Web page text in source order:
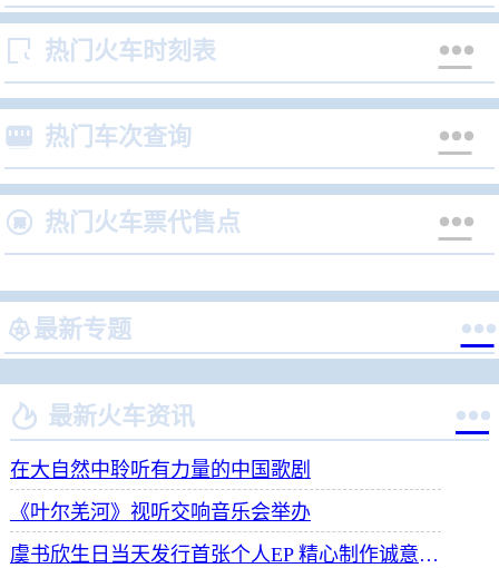
 热门火车时刻表 
 热门车次查询 
 热门火车票代售点 
最新专题 
 最新火车资讯 
在大自然中聆听有力量的中国歌剧
《叶尔羌河》视听交响音乐会举办
虞书欣生日当天发行首张个人EP 精心制作诚意满满